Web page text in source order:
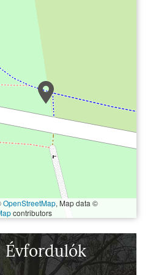
Fertőd, Esterházy-
OpenStreetMap, Map data ©
contributors
Évfordulók